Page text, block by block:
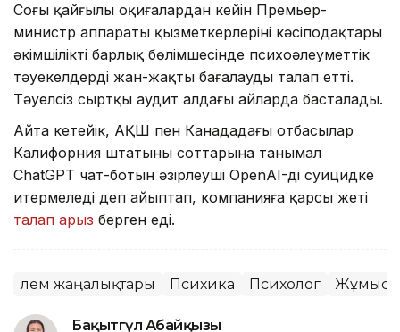
Соңғы қайғылы оқиғалардан кейін Премьер-
министр аппараты қызметкерлерінің кәсіподақтары
әкімшіліктің барлық бөлімшесінде психоәлеуметтік
тәуекелдерді жан-жақты бағалауды талап етті.
Тәуелсіз сыртқы аудит алдағы айларда басталады.
Айта кетейік, АҚШ пен Канададағы отбасылар
Калифорния штатының соттарына танымал
ChatGPT чат-ботын әзірлеуші OpenAI-ді суицидке
итермеледі деп айыптап, компанияға қарсы жеті
талап арыз берген еді.
Әлем жаңалықтары Психика Психолог
Бақытгүл Абайқызы